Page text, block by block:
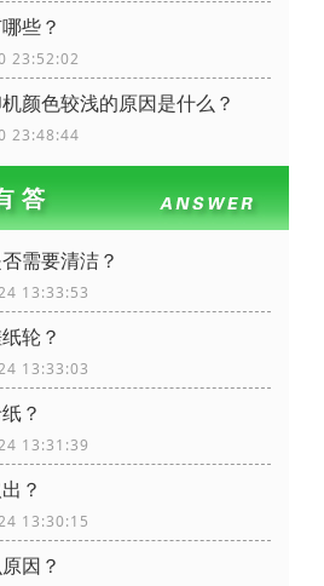
些？
23:52:02
颜色较浅的原因是什么？
23:48:44
需要清洁？
13:33:53
轮？
13:33:03
？
13:31:39
？
13:30:15
因？